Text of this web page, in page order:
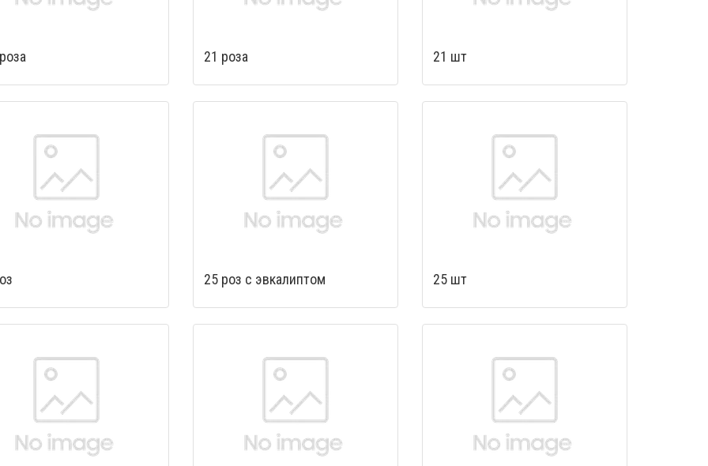
21 роза 21 шт
25 роз с эвкалиптом 25 шт